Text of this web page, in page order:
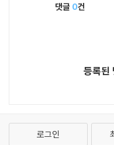
댓글 0건
등록된
로그인